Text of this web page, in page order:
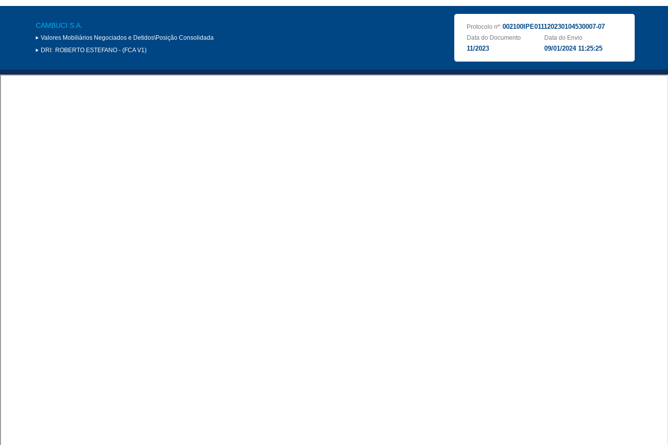
CAMBUCI S.A.
Valores Mobiliários Negociados e Detidos\Posição Consolidada
DRI: ROBERTO ESTEFANO - (FCA V1)
Protocolo nº: 002100IPE011120230104530007-07
Data do Documento
11/2023
Data do Envio
09/01/2024 11:25:25